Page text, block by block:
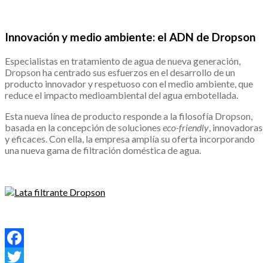
Innovación y medio ambiente: el ADN de Dropson
Especialistas en tratamiento de agua de nueva generación,
Dropson ha centrado sus esfuerzos en el desarrollo de un
producto innovador y respetuoso con el medio ambiente, que
reduce el impacto medioambiental del agua embotellada.
Esta nueva línea de producto responde a la filosofía Dropson,
basada en la concepción de soluciones eco-friendly , innovadoras
y eficaces. Con ella, la empresa amplía su oferta incorporando
una nueva gama de filtración doméstica de agua.
Facebook